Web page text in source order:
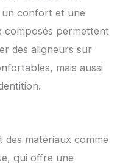
confort et une
composés permettent
des aligneurs sur
mais aussi
des matériaux comme
qui offre une